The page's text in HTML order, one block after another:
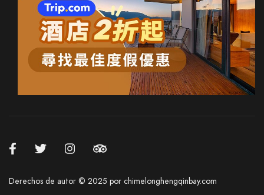
Derechos de autor © 2025 por chimelonghengqinbay.com
Russian
Italian